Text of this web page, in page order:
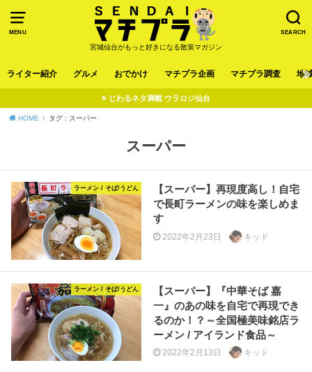
MENU SEARCH
宮城仙台がもっと好きになる散策マガジン
ライター紹介 グルメ おでかけ マチプラ企画 マチプラ調査 地
じわるネタ満載 ウラロジ仙台
HOME タグ : スーパー
スーパー
ラーメン / そば/うどん
【スーパー】再現度高し！自宅
で長町ラーメンの味を楽しめま
す
2022年2月23日 キッド
ラーメン / そば/うどん
【スーパー】『中華そば 嘉
一』のあの味を自宅で再現でき
るのか！？～全国極美味銘店ラ
ーメン / アイランド食品～
2022年2月13日 キッド